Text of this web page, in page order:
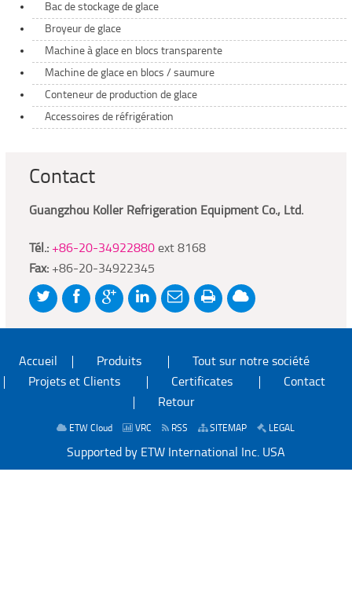
Bac de stockage de glace
Broyeur de glace
Machine à glace en blocs transparente
Machine de glace en blocs / saumure
Conteneur de production de glace
Accessoires de réfrigération
Contact
Guangzhou Koller Refrigeration Equipment Co., Ltd.
Tél.: +86-20-34922880ext 8168
Fax: +86-20-34922345
Accueil Produits
Tout sur notre société
Projets et Clients
Certificates
Contact
Retour
ETW Cloud VRC RSS SITEMAP LEGAL
Supported by ETW International Inc. USA